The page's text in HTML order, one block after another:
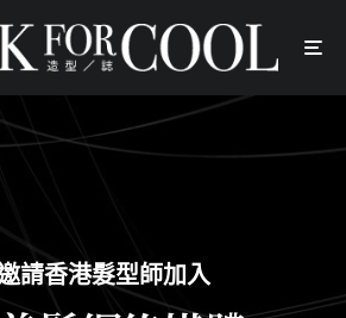
請香港髮型師加入